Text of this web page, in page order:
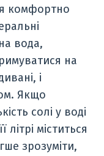
комфортно
вода,
на
і
Якщо
солі у воді
міститься
зрозуміти,